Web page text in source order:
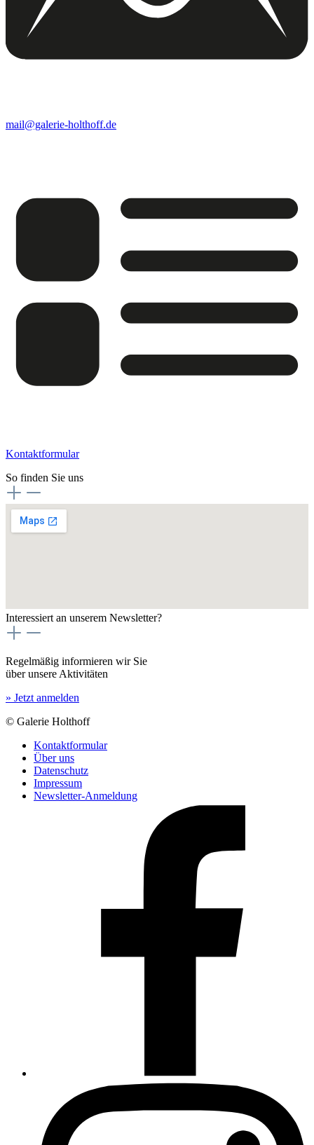
mail@galerie-holthoff.de
Kontaktformular
So finden Sie uns
Interessiert an unserem Newsletter?
Regelmäßig informieren wir Sie
über unsere Aktivitäten
» Jetzt anmelden
© Galerie Holthoff
Kontaktformular
Über uns
Datenschutz
Impressum
Newsletter-Anmeldung